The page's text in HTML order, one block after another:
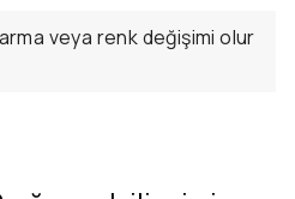
veya renk değişimi olur